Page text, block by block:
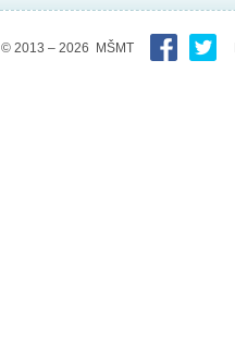
© 2013 – 2026 MŠMT